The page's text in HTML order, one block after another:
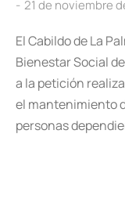
21 de noviembre
El Cabildo de La
Bienestar Social
a la petición
el mantenimiento
personas